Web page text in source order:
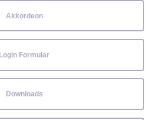
Akkordeon
Login Formular
Downloads